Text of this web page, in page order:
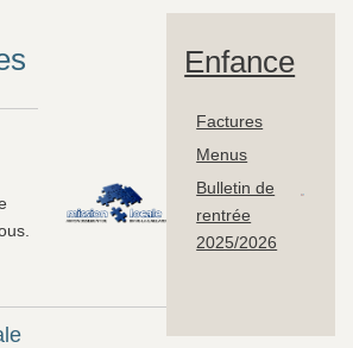
Enfance
Factures
Menus
Bulletin de
rentrée
2025/2026